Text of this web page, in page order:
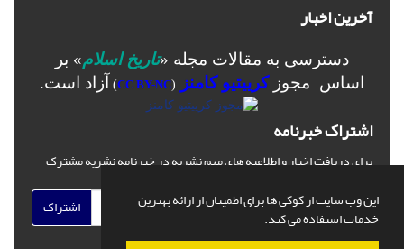
این وب سایت از کوکی ها برای اطمینان از ارائه بهترین
خدمات استفاده می کند.
آخرین اخبار
دسترسی به مقالات مجله «تاریخ اسلام» بر
اساس مجوزکرییتیو کامنز (
CC BY-NC
) آزاد است.
اشتراک خبرنامه
برای دریافت اخبار و اطلاعیه های مهم نشریه در خبرنامه نشریه مشترک
اشتراک